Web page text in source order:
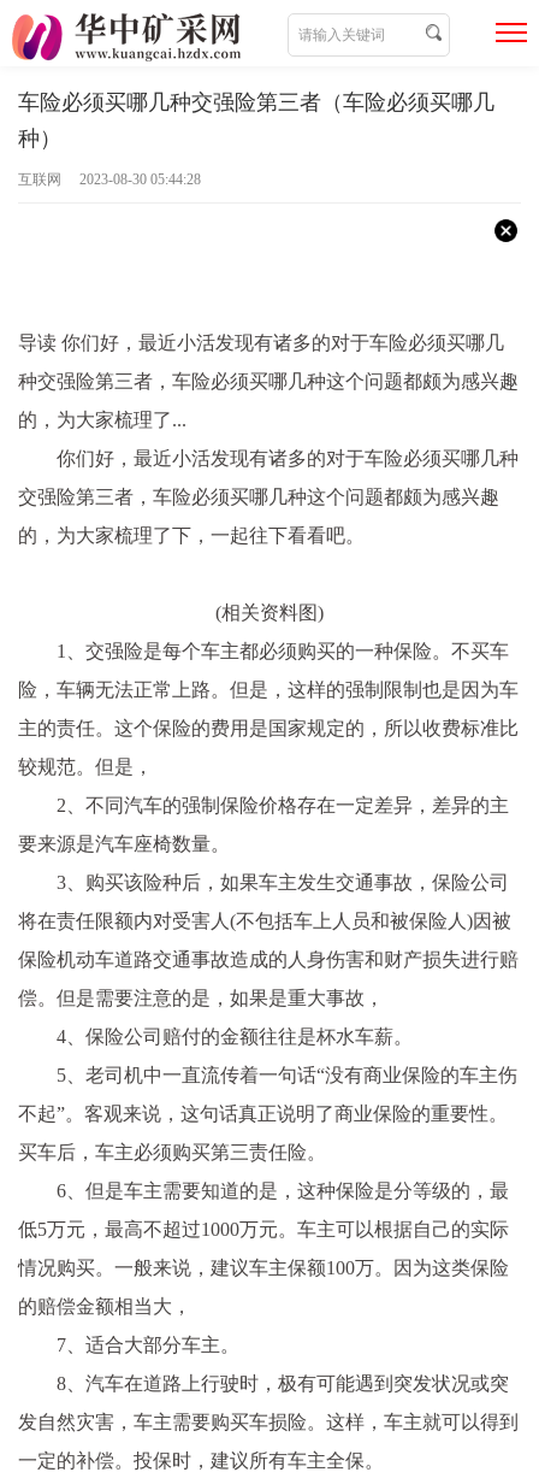
车险必须买哪几种交强险第三者（车险必须买哪几
种）
互联网 2023-08-30 05:44:28
导读 你们好，最近小活发现有诸多的对于车险必须买哪几
种交强险第三者，车险必须买哪几种这个问题都颇为感兴趣
的，为大家梳理了...
你们好，最近小活发现有诸多的对于车险必须买哪几种
交强险第三者，车险必须买哪几种这个问题都颇为感兴趣
的，为大家梳理了下，一起往下看看吧。
(相关资料图)
1、交强险是每个车主都必须购买的一种保险。不买车
险，车辆无法正常上路。但是，这样的强制限制也是因为车
主的责任。这个保险的费用是国家规定的，所以收费标准比
较规范。但是，
2、不同汽车的强制保险价格存在一定差异，差异的主
要来源是汽车座椅数量。
3、购买该险种后，如果车主发生交通事故，保险公司
将在责任限额内对受害人(不包括车上人员和被保险人)因被
保险机动车道路交通事故造成的人身伤害和财产损失进行赔
偿。但是需要注意的是，如果是重大事故，
4、保险公司赔付的金额往往是杯水车薪。
5、老司机中一直流传着一句话“没有商业保险的车主伤
不起”。客观来说，这句话真正说明了商业保险的重要性。
买车后，车主必须购买第三责任险。
6、但是车主需要知道的是，这种保险是分等级的，最
低5万元，最高不超过1000万元。车主可以根据自己的实际
情况购买。一般来说，建议车主保额100万。因为这类保险
的赔偿金额相当大，
7、适合大部分车主。
8、汽车在道路上行驶时，极有可能遇到突发状况或突
发自然灾害，车主需要购买车损险。这样，车主就可以得到
一定的补偿。投保时，建议所有车主全保。